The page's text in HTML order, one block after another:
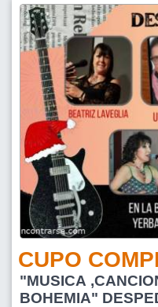
CUPO
"MUSICA
BOHEMIA" DESPEDIMOS EL AÑO JUNTOS